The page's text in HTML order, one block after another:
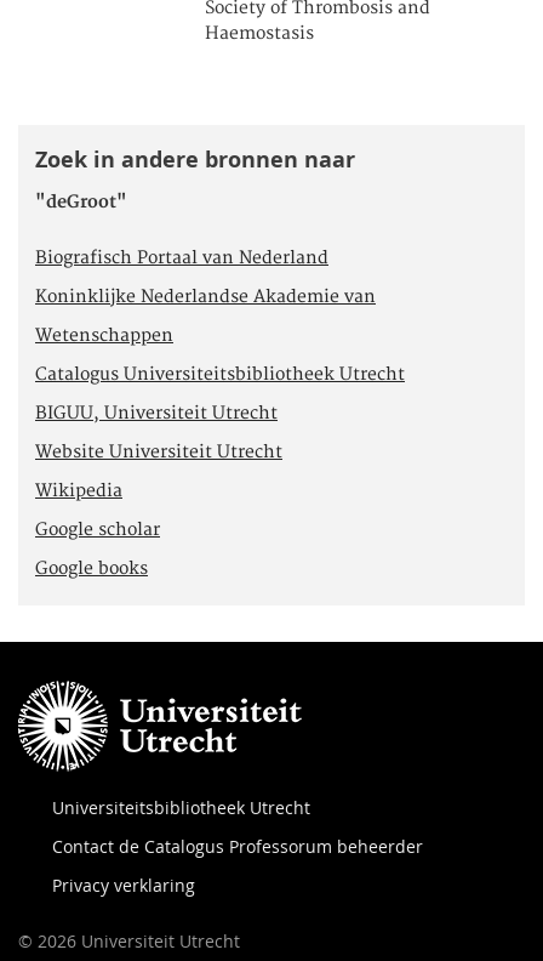
Society of Thrombosis and
Haemostasis
Zoek in andere bronnen naar
"deGroot"
Biografisch Portaal van Nederland
Koninklijke Nederlandse Akademie van
Wetenschappen
Catalogus Universiteitsbibliotheek Utrecht
BIGUU, Universiteit Utrecht
Website Universiteit Utrecht
Wikipedia
Google scholar
Google books
Universiteitsbibliotheek Utrecht
Contact de Catalogus Professorum beheerder
Privacy verklaring
© 2026 Universiteit Utrecht